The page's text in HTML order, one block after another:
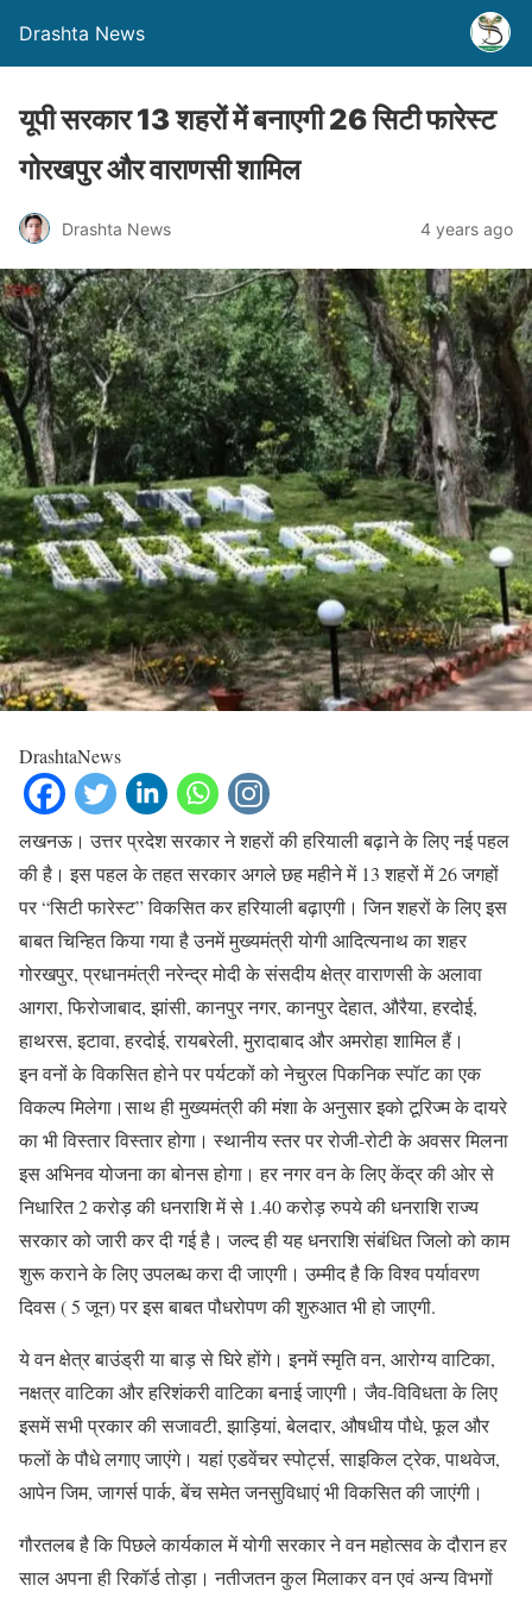
Drashta News
यूपी सरकार 13 शहरों में बनाएगी 26 सिटी फारेस्ट
गोरखपुर और वाराणसी शामिल
Drashta News 4 years ago
DrashtaNews
लखनऊ। उत्तर प्रदेश सरकार ने शहरों की हरियाली बढ़ाने के लिए नई पहल
की है। इस पहल के तहत सरकार अगले छह महीने में 13 शहरों में 26 जगहों
पर “सिटी फारेस्ट” विकसित कर हरियाली बढ़ाएगी। जिन शहरों के लिए इस
बाबत चिन्हित किया गया है उनमें मुख्यमंत्री योगी आदित्यनाथ का शहर
गोरखपुर, प्रधानमंत्री नरेन्द्र मोदी के संसदीय क्षेत्र वाराणसी के अलावा
आगरा, फिरोजाबाद, झांसी, कानपुर नगर, कानपुर देहात, औरैया, हरदोई,
हाथरस, इटावा, हरदोई, रायबरेली, मुरादाबाद और अमरोहा शामिल हैं।
इन वनों के विकसित होने पर पर्यटकों को नेचुरल पिकनिक स्पॉट का एक
विकल्प मिलेगा।साथ ही मुख्यमंत्री की मंशा के अनुसार इको टूरिज्म के दायरे
का भी विस्तार विस्तार होगा। स्थानीय स्तर पर रोजी-रोटी के अवसर मिलना
इस अभिनव योजना का बोनस होगा। हर नगर वन के लिए केंद्र की ओर से
निधारित 2 करोड़ की धनराशि में से 1.40 करोड़ रुपये की धनराशि राज्य
सरकार को जारी कर दी गई है। जल्द ही यह धनराशि संबंधित जिलो को काम
शुरू कराने के लिए उपलब्ध करा दी जाएगी। उम्मीद है कि विश्व पर्यावरण
दिवस ( 5 जून) पर इस बाबत पौधरोपण की शुरुआत भी हो जाएगी.
ये वन क्षेत्र बाउंड्री या बाड़ से घिरे होंगे। इनमें स्मृति वन, आरोग्य वाटिका,
नक्षत्र वाटिका और हरिशंकरी वाटिका बनाई जाएगी। जैव-विविधता के लिए
इसमें सभी प्रकार की सजावटी, झाड़ियां, बेलदार, औषधीय पौधे, फूल और
फलों के पौधे लगाए जाएंगे। यहां एडवेंचर स्पोर्ट्स, साइकिल ट्रेक, पाथवेज,
आपेन जिम, जागर्स पार्क, बेंच समेत जनसुविधाएं भी विकसित की जाएंगी।
गौरतलब है कि पिछले कार्यकाल में योगी सरकार ने वन महोत्सव के दौरान हर
साल अपना ही रिकॉर्ड तोड़ा। नतीजतन कुल मिलाकर वन एवं अन्य विभगों